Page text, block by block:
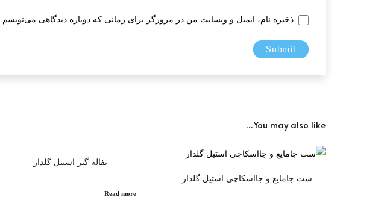
ذخیره نام، ایمیل و وبسایت من در مرورگر برای زمانی که دوباره دیدگاهی می‌نویسم.
You may also like…
ست جامایع و جااسکاچی استیل گلدار
تفاله گیر استیل گلدار
Read more